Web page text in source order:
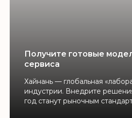
Получите готовые
сервиса
Хайнань — глобальная
индустрии. Внедрите
год станут рыночным